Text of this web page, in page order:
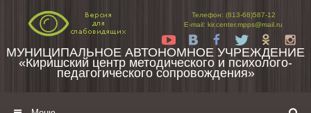
Телефон: (813-68)587-12
E-mail: kir.center.mpps@mail.ru
Yt
Tw
МУНИЦИПАЛЬНОЕ АВТОНОМНОЕ УЧРЕЖДЕНИЕ
«Киришский центр методического и психолого-
педагогического сопровождения»